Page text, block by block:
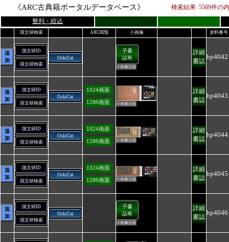
《ARC古典籍ポータルデータベース》 検索結果: 5509件の内
整列・絞込
国文研検索 ARC閲覧 小画像 資料番号
追
加
国文研ID
国文研検索
OskiCat
子書
誌有
小画像比較
詳細
書誌
hp4042
追
加
国文研ID
国文研検索
OskiCat
1024画面
1280画面 小画像比較
詳細
書誌
hp4043
追
加
国文研ID
国文研検索
OskiCat
1024画面
1280画面 小画像比較
詳細
書誌
hp4044
追
加
国文研ID
国文研検索
OskiCat
1024画面
1280画面 小画像比較
詳細
書誌
hp4045
追
加
国文研ID
国文研検索
OskiCat
子書
誌有
小画像比較
詳細
書誌
hp4046